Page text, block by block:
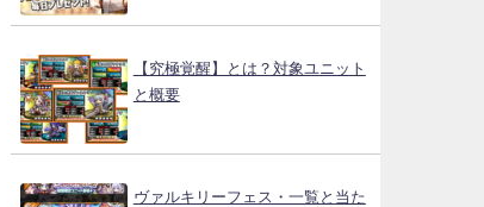
【究極覚醒】とは？対象ユニット
と概要
ヴァルキリーフェス・一覧と当た